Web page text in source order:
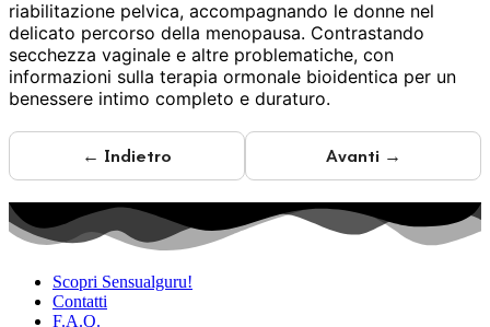
riabilitazione pelvica, accompagnando le donne nel
delicato percorso della menopausa. Contrastando
secchezza vaginale e altre problematiche, con
informazioni sulla terapia ormonale bioidentica per un
benessere intimo completo e duraturo.
← Indietro Avanti →
Scopri Sensualguru!
Contatti
F.A.Q.